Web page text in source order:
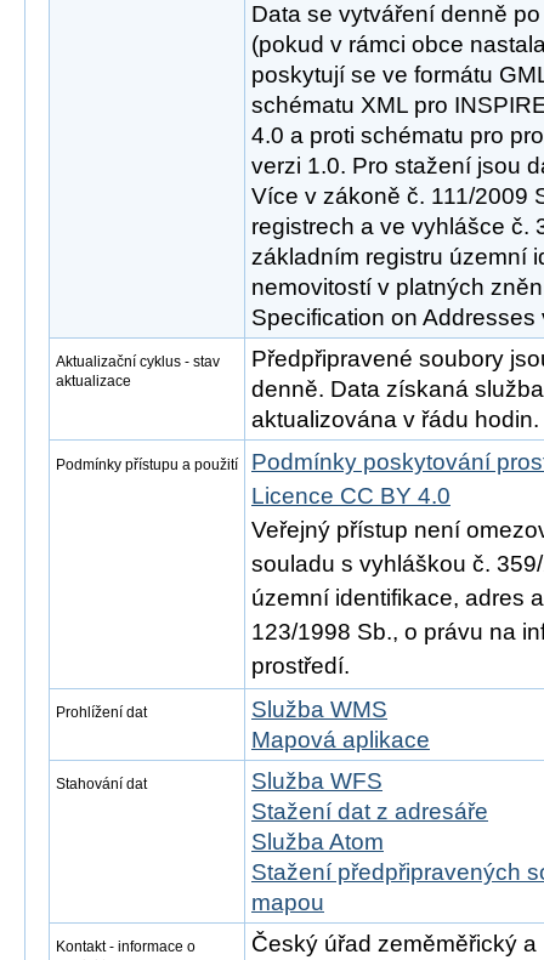
Data se vytváření denně
(pokud v rámci obce
poskytují se ve formátu
schématu XML pro
4.0 a proti schématu pro
verzi 1.0. Pro stažení jsou
Více v zákoně č. 111/2009
registrech a ve vyhlášce č.
základním registru územní
nemovitostí v platných
Specification on Addresses
Aktualizační cyklus - stav
aktualizace
Předpřipravené soubory
denně. Data získaná
aktualizována v řádu hodin.
Podmínky přístupu a použití
Podmínky poskytování
Licence CC BY 4.0
Veřejný přístup není
souladu s vyhláškou č.
územní identifikace, adres
123/1998 Sb., o právu na
prostředí.
Prohlížení dat
Služba WMS
Mapová aplikace
Stahování dat
Služba WFS
Stažení dat z adresáře
Služba Atom
Stažení předpřipravených
mapou
Kontakt - informace o
Český úřad zeměměřický